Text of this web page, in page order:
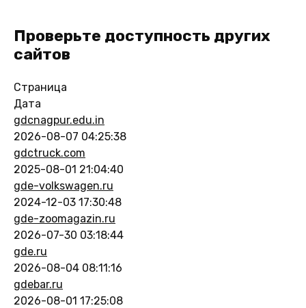
Проверьте доступность других
сайтов
Страница
Дата
gdcnagpur.edu.in
2026-08-07 04:25:38
gdctruck.com
2025-08-01 21:04:40
gde-volkswagen.ru
2024-12-03 17:30:48
gde-zoomagazin.ru
2026-07-30 03:18:44
gde.ru
2026-08-04 08:11:16
gdebar.ru
2026-08-01 17:25:08